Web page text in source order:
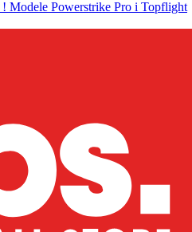
! Modele Powerstrike Pro i Topflight